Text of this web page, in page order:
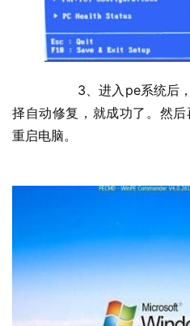
择自动修复，就成功了。然后
重启电脑。